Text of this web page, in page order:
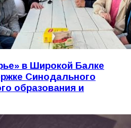
в Широкой Балке
Синодального
образования и